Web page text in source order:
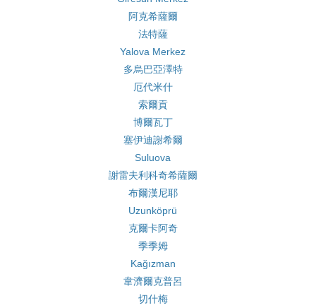
阿克希薩爾
法特薩
Yalova Merkez
多烏巴亞澤特
厄代米什
索爾貢
博爾瓦丁
塞伊迪謝希爾
Suluova
謝雷夫利科奇希薩爾
布爾漢尼耶
Uzunköprü
克爾卡阿奇
季季姆
Kağızman
韋濟爾克普呂
切什梅